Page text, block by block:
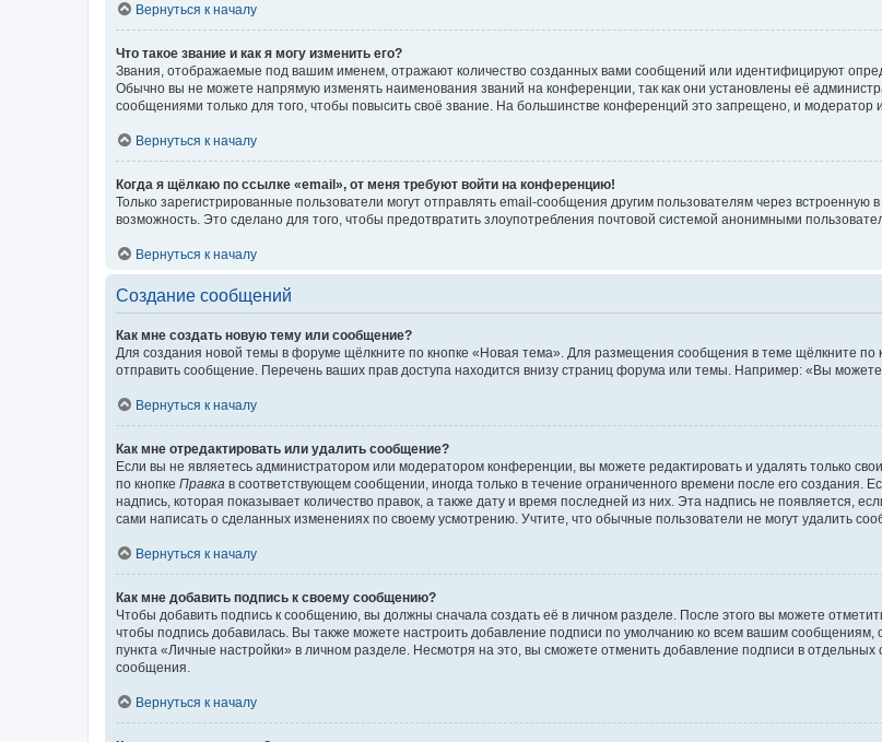
Вернуться к началу
Что такое звание и как я могу изменить его?
Звания, отображаемые под вашим именем, отражают количество созданных вами сообщений или идентифицируют
Обычно вы не можете напрямую изменять наименования званий на конференции, так как они установлены её
сообщениями только для того, чтобы повысить своё звание. На большинстве конференций это запрещено, и модератор
Вернуться к началу
Когда я щёлкаю по ссылке «email», от меня требуют войти на конференцию!
Только зарегистрированные пользователи могут отправлять email-сообщения другим пользователям через
возможность. Это сделано для того, чтобы предотвратить злоупотребления почтовой системой анонимными
Вернуться к началу
Создание сообщений
Как мне создать новую тему или сообщение?
Для создания новой темы в форуме щёлкните по кнопке «Новая тема». Для размещения сообщения в теме щёлкните по
отправить сообщение. Перечень ваших прав доступа находится внизу страниц форума или темы. Например: «Вы
Вернуться к началу
Как мне отредактировать или удалить сообщение?
Если вы не являетесь администратором или модератором конференции, вы можете редактировать и удалять только
по кнопке Правка в соответствующем сообщении, иногда только в течение ограниченного времени после его
надпись, которая показывает количество правок, а также дату и время последней из них. Эта надпись не появляется,
сами написать о сделанных изменениях по своему усмотрению. Учтите, что обычные пользователи не могут удалить
Вернуться к началу
Как мне добавить подпись к своему сообщению?
Чтобы добавить подпись к сообщению, вы должны сначала создать её в личном разделе. После этого вы можете
чтобы подпись добавилась. Вы также можете настроить добавление подписи по умолчанию ко всем вашим
пункта «Личные настройки» в личном разделе. Несмотря на это, вы сможете отменить добавление подписи в
сообщения.
Вернуться к началу